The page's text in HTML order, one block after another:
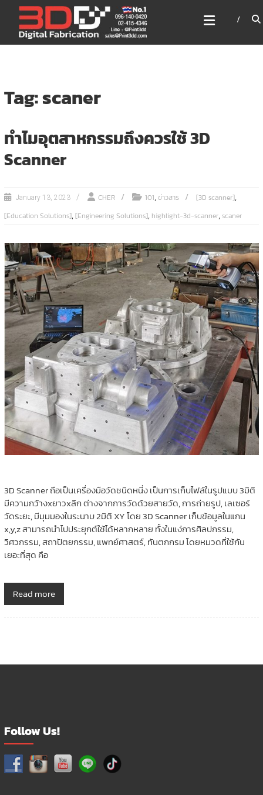
content
3DD DIGITAL FABRICATION
เครื่องพิมพ์3มิติ สแกนเนอร์
เลเซอร์
Tag: scaner
ทำไมอุตสาหกรรมถึงควรใช้ 3D
Scanner
January 13, 2023 CHER 101,ข่าวสาร [3D scanner],
[Education Solutions],[Engineering Solutions], highlight-3d-scanner,scaner
3D Scanner ถือเป็นเครื่องมือวัดชนิดหนี่ง เป็นการเก็บไฟล์ในรูปแบบ 3มิติ
มีความกว้างxยาวxลึก ต่างจากการวัดด้วยสายวัด, การถ่ายรูป, เลเซอร์
วัดระยะ, มีมุมมองในระนาบ 2มิติ XY โดย 3D Scanner เก็บข้อมูลในแกน
x,y,z สามารถนำไปประยุกต์ใช้ได้หลากหลาย ทั้งในแง่การศิลปกรรม,
วิศวกรรม, สถาปัตยกรรม, แพทย์ศาสตร์, ทันตกกรม โดยหมวดที่ใช้กัน
เยอะที่สุด คือ
Read more
Follow Us!